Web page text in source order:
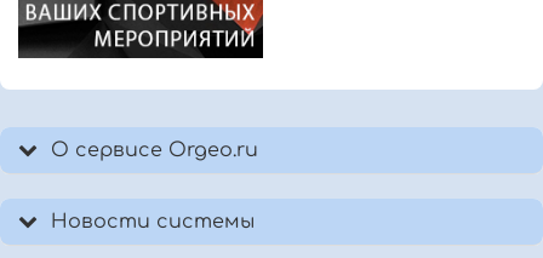
О сервисе Orgeo.ru
Новости системы